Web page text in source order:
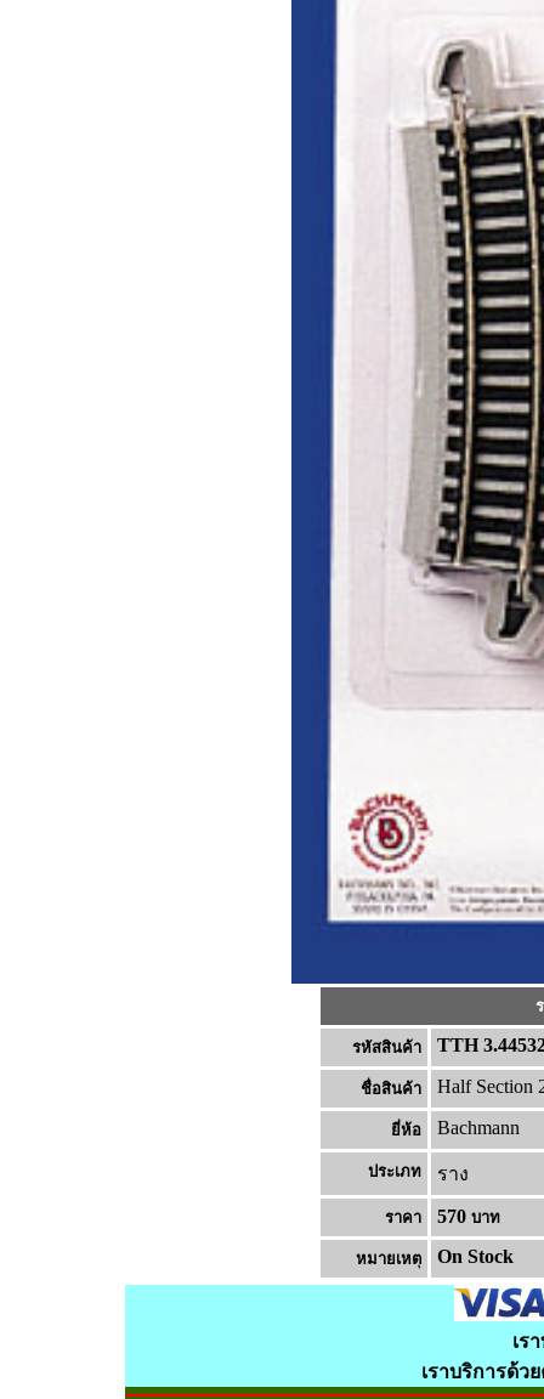
รหัสสินค้า TTH
ชื่อสินค้า Half Section
ยี่ห้อ Bachmann
ประเภท ราง
ราคา 570 บาท
หมายเหต On Stock
เร
เราบริการด้ว